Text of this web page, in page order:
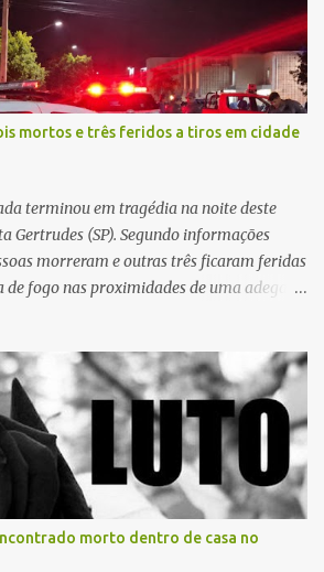
o golpista enviou um documento em
oficial da instituição financeira.
contato por telefone e encaminhou um
a acessá-lo pelo computador para
cadastral. Após realizar o
bancária ficou bloqueada por algumas
o sistema, a vítima tentou
o suposto gerente, mas não obteve
mortos e três feridos a tiros em cidade
terminou em tragédia na noite deste
Gertrudes (SP). Segundo informações
morreram e outras três ficaram feridas
de fogo nas proximidades de uma adega. O
e se estendido para a área
armados passaram a efetuar
vítimas morreram ainda no local. Outras
e socorridas. Até o momento, não
oficiais sobre o estado de saúde dos
Militar de Santa Gertrudes atenderam a
área para o trabalho da perícia. Até a
morto dentro de casa no